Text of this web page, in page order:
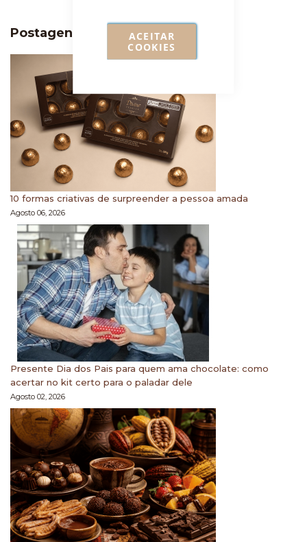
ACEITAR
COOKIES
Postagens recentes
10 formas criativas de surpreender a pessoa amada
Agosto 06, 2026
Presente Dia dos Pais para quem ama chocolate: como
acertar no kit certo para o paladar dele
Agosto 02, 2026